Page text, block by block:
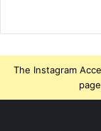
The Instagram